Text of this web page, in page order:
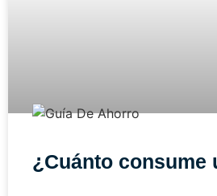
¿Cuánto consume